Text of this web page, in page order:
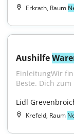
Erkrath, Raum
Aushilfe
EinleitungWir
Beste. Dich
Lidl
Krefeld, Raum